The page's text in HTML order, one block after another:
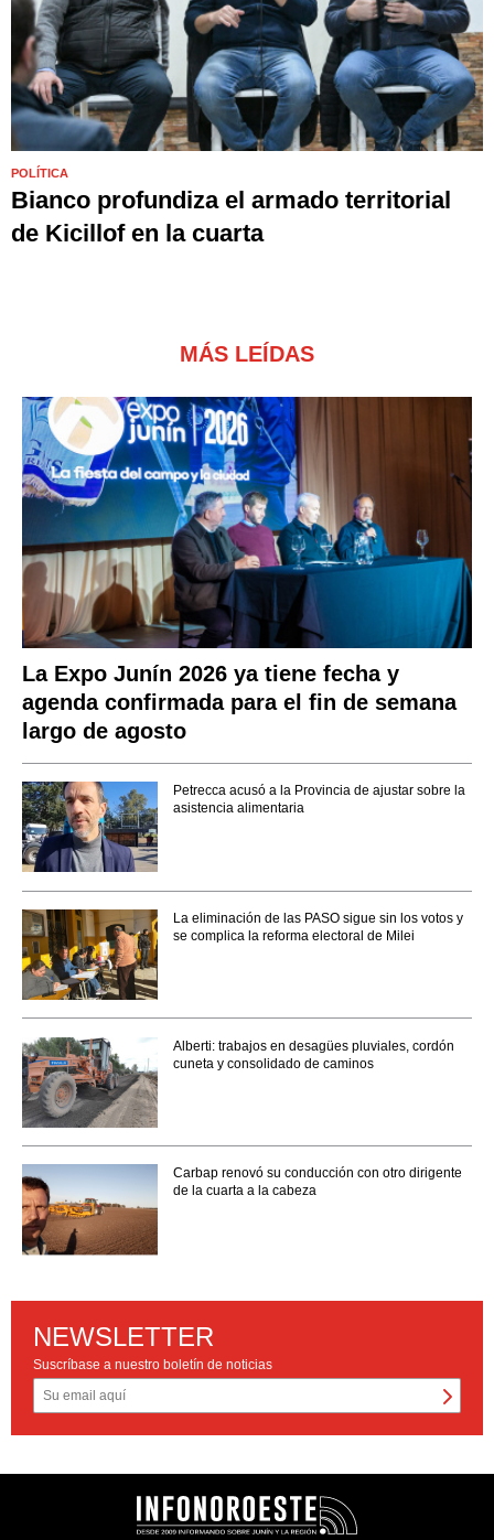
POLÍTICA
Bianco profundiza el armado territorial
de Kicillof en la cuarta
MÁS LEÍDAS
La Expo Junín 2026 ya tiene fecha y
agenda confirmada para el fin de semana
largo de agosto
Petrecca acusó a la Provincia de ajustar sobre la
asistencia alimentaria
La eliminación de las PASO sigue sin los votos y
se complica la reforma electoral de Milei
Alberti: trabajos en desagües pluviales, cordón
cuneta y consolidado de caminos
Carbap renovó su conducción con otro dirigente
de la cuarta a la cabeza
NEWSLETTER
Suscríbase a nuestro boletín de noticias